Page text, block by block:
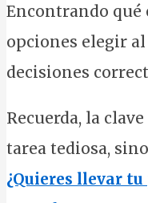
Encontrando qué
opciones elegir
decisiones
Recuerda, la
tarea tediosa,
¿Quieres llevar